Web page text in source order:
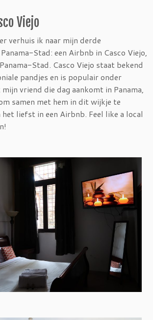
Viejo
verhuis ik naar mijn derde
Stad: een Airbnb in Casco Viejo,
Stad. Casco Viejo staat bekend
pandjes en is populair onder
vriend die dag aankomt in Panama,
samen met hem in dit wijkje te
liefst in een Airbnb. Feel like a local